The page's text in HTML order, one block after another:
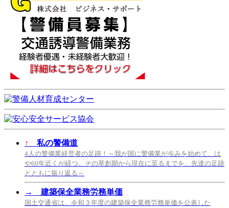
↑ 私の警備道
4人の警備業経営者の足跡！～我が国に警備業が歩みを始めて、は
や60年近くが経つ。その草創期から現在に至るまでを、先達の足跡
とともに振り返る～
→ 建築保全業務労務単価
国土交通省は、令和３年度の建築保全業務労務単価を公表した